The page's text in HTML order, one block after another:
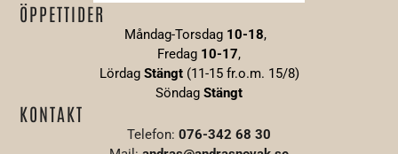
ÖPPETTIDER
Måndag-Torsdag 10-18,
Fredag 10-17,
Lördag Stängt (11-15 fr.o.m. 15/8)
Söndag Stängt
KONTAKT
Telefon: 076-342 68 30